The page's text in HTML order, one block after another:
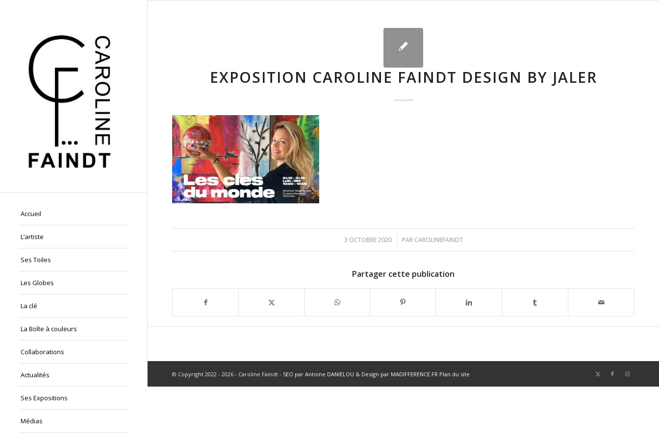
Accueil
L’artiste
Ses Toiles
Les Globes
La clé
La Boîte à couleurs
Collaborations
Actualités
Ses Expositions
Médias
EXPOSITION CAROLINE FAINDT DESIGN BY JALER
3 OCTOBRE 2020
/ PAR CAROLINEFAINDT
Partager cette publication
© Copyright 2022 - 2026 - Caroline Faindt - SEO par Antoine DANIELOU & Design par MADIFFERENCE.FR Plan du site